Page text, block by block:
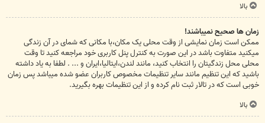
بالا
زمان ها صحیح نمیباشند!
ممکن است زمان نمایشی از وقت محلی یک مکان،با مکانی که شمای در آن زندگی
میکنید متفاوت باشد در این صورت به کنترل پنل کاربری خود مراجعه کنید تا وقت
محلی محل زندگیتان را انتخاب کنید، مانند لندن،ایتالیا،ایران و ... . لطفا به یاد داشته
باشید که این تنظیم مانند سایر تنظیمات مخصوص کاربران عضو شده میباشد پس زمان
خوبی است که در تالار ثبت نام کرده و از این تنظیمات بهره بگیرید.
بالا